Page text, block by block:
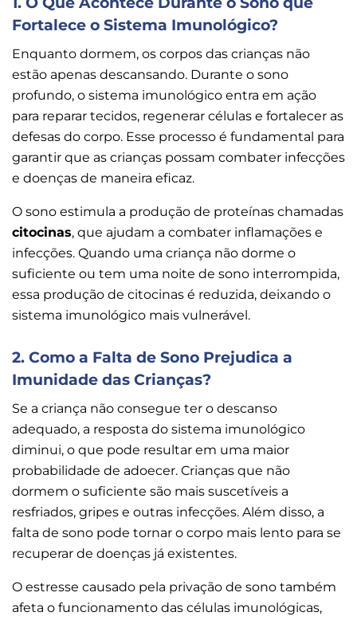
Fortalece o Sistema Imunológico?
Enquanto dormem, os corpos das crianças não
estão apenas descansando. Durante o sono
profundo, o sistema imunológico entra em ação
para reparar tecidos, regenerar células e fortalecer as
defesas do corpo. Esse processo é fundamental para
garantir que as crianças possam combater infecções
e doenças de maneira eficaz.
O sono estimula a produção de proteínas chamadas
citocinas, que ajudam a combater inflamações e
infecções. Quando uma criança não dorme o
suficiente ou tem uma noite de sono interrompida,
essa produção de citocinas é reduzida, deixando o
sistema imunológico mais vulnerável.
2. Como a Falta de Sono Prejudica a
Imunidade das Crianças?
Se a criança não consegue ter o descanso
adequado, a resposta do sistema imunológico
diminui, o que pode resultar em uma maior
probabilidade de adoecer. Crianças que não
dormem o suficiente são mais suscetíveis a
resfriados, gripes e outras infecções. Além disso, a
falta de sono pode tornar o corpo mais lento para se
recuperar de doenças já existentes.
O estresse causado pela privação de sono também
afeta o funcionamento das células imunológicas,